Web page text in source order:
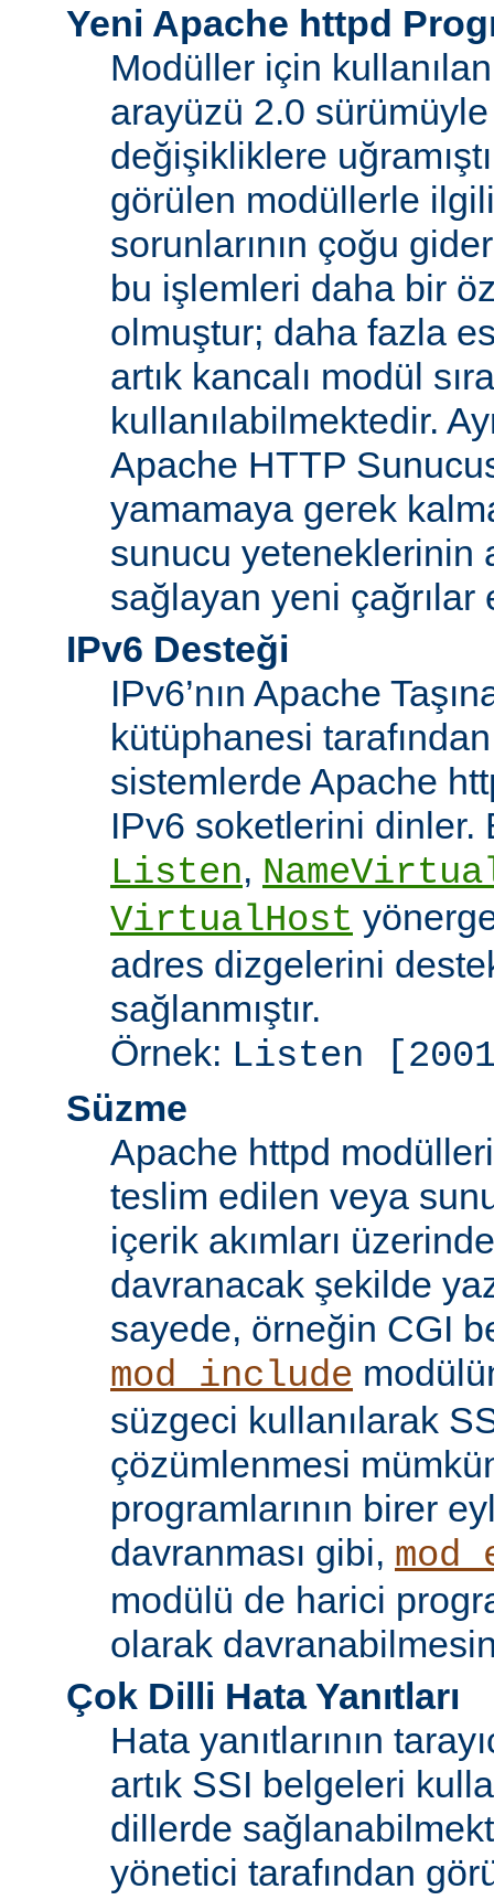
Yeni Apache httpd
Modüller için
arayüzü 2.0
değişikliklere
görülen modüllerle
sorunlarının çoğu
bu işlemleri daha bir
olmuştur; daha fazla
artık kancalı modül
kullanılabilmektedir.
Apache HTTP
yamamaya gerek
sunucu yeteneklerinin
sağlayan yeni çağrılar
IPv6 Desteği
IPv6’nın Apache
kütüphanesi
sistemlerde Apache
IPv6 soketlerini dinler.
Listen,
VirtualHost
adres dizgelerini
sağlanmıştır.
Örnek: Listen
Süzme
Apache httpd
teslim edilen veya
içerik akımları
davranacak şekilde
sayede, örneğin CGI
mod_include
süzgeci kullanılarak
çözümlenmesi
programlarının birer
davranması gibi,
modülü de harici
olarak
Çok Dilli Hata Yanıtları
Hata yanıtlarının
artık SSI belgeleri
dillerde
yönetici tarafından